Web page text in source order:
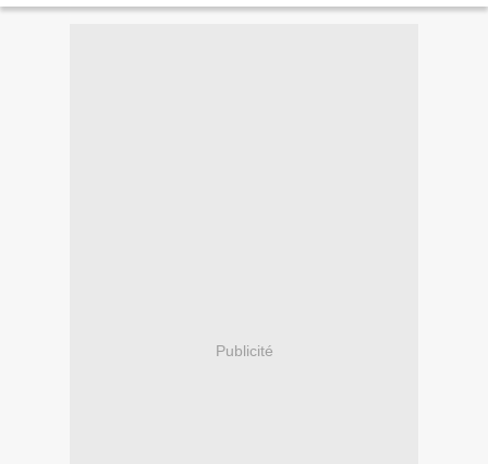
Publicité